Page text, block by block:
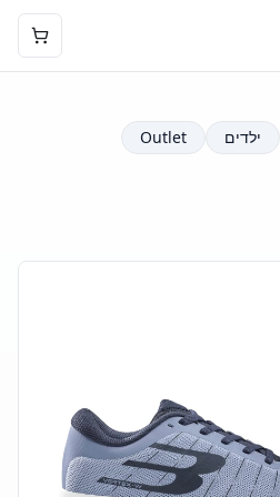
ילדים Outlet